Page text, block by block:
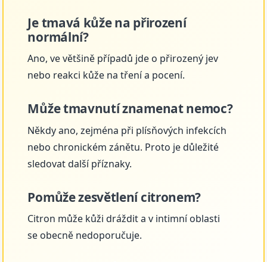
Je tmavá kůže na přirození
normální?
Ano, ve většině případů jde o přirozený jev
nebo reakci kůže na tření a pocení.
Může tmavnutí znamenat nemoc?
Někdy ano, zejména při plísňových infekcích
nebo chronickém zánětu. Proto je důležité
sledovat další příznaky.
Pomůže zesvětlení citronem?
Citron může kůži dráždit a v intimní oblasti
se obecně nedoporučuje.